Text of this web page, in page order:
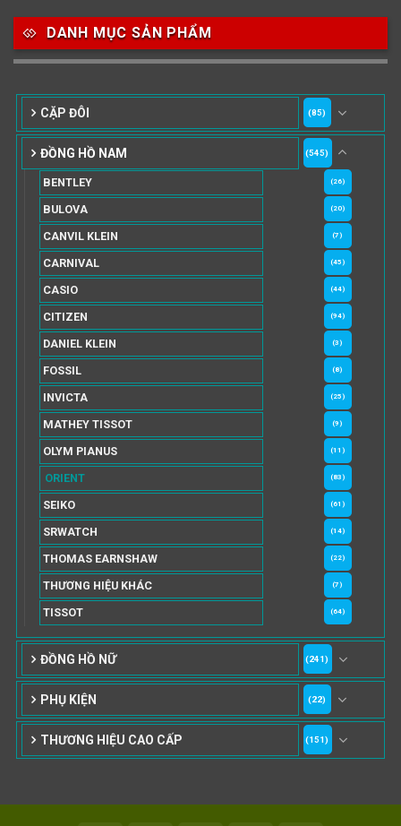
DANH MỤC SẢN PHẨM
CẶP ĐÔI (85)
ĐỒNG HỒ NAM (545)
BENTLEY (26)
BULOVA (20)
CANVIL KLEIN (7)
CARNIVAL (45)
CASIO (44)
CITIZEN (94)
DANIEL KLEIN (3)
FOSSIL (8)
INVICTA (25)
MATHEY TISSOT (9)
OLYM PIANUS (11)
ORIENT (83)
SEIKO (61)
SRWATCH (14)
THOMAS EARNSHAW (22)
THƯƠNG HIỆU KHÁC (7)
TISSOT (64)
ĐỒNG HỒ NỮ (241)
PHỤ KIỆN (22)
THƯƠNG HIỆU CAO CẤP (151)